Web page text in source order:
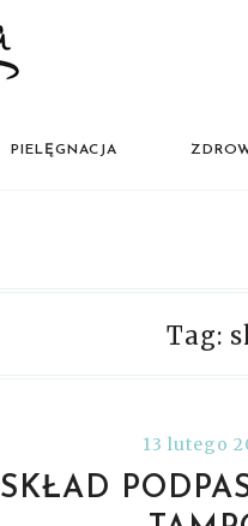
PIELĘGNACJA
Tag:
13 lutego
SKŁAD